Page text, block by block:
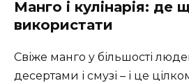
Манго і кулінарія:
використати
Свіже манго у більшості
десертами і смузі – і це